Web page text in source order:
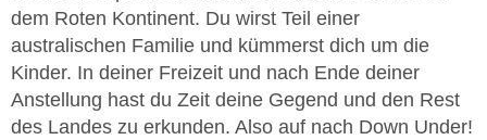
dem Roten Kontinent. Du wirst Teil einer
australischen Familie und kümmerst dich um die
Kinder. In deiner Freizeit und nach Ende deiner
Anstellung hast du Zeit deine Gegend und den Rest
des Landes zu erkunden. Also auf nach Down Under!